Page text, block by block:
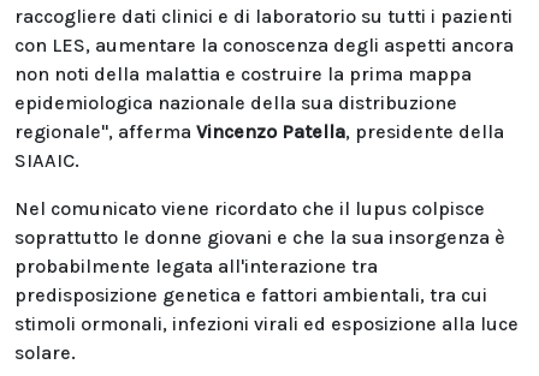
raccogliere dati clinici e di laboratorio su tutti i pazienti
con LES, aumentare la conoscenza degli aspetti ancora
non noti della malattia e costruire la prima mappa
epidemiologica nazionale della sua distribuzione
regionale", afferma Vincenzo Patella, presidente della
SIAAIC.
Nel comunicato viene ricordato che il lupus colpisce
soprattutto le donne giovani e che la sua insorgenza è
probabilmente legata all'interazione tra
predisposizione genetica e fattori ambientali, tra cui
stimoli ormonali, infezioni virali ed esposizione alla luce
solare.